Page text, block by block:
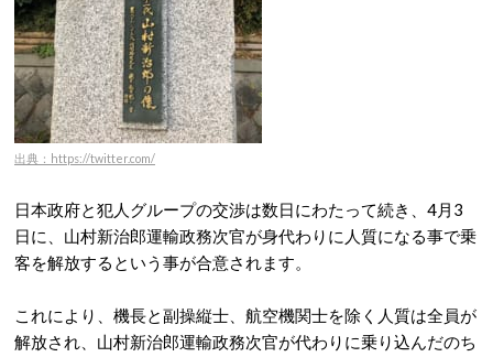
出典：https://twitter.com/
日本政府と犯人グループの交渉は数日にわたって続き、4月3
日に、山村新治郎運輸政務次官が身代わりに人質になる事で乗
客を解放するという事が合意されます。
これにより、機長と副操縦士、航空機関士を除く人質は全員が
解放され、山村新治郎運輸政務次官が代わりに乗り込んだのち